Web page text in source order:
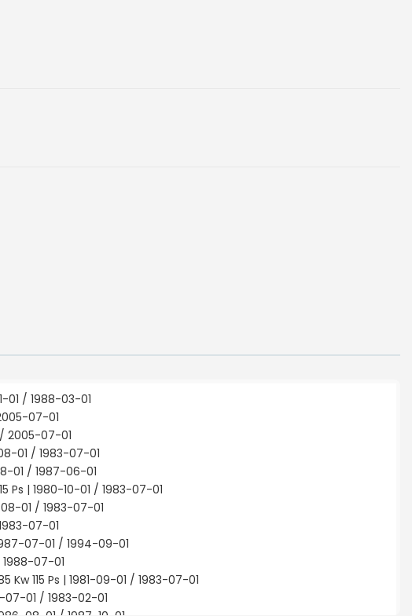
01 / 1988-03-01
07-01
/ 2005-07-01
01 / 1983-07-01
01 / 1987-06-01
Ps | 1980-10-01 / 1983-07-01
08-01 / 1983-07-01
07-01
07-01 / 1994-09-01
07-01
Kw 115 Ps | 1981-09-01 / 1983-07-01
07-01 / 1983-02-01